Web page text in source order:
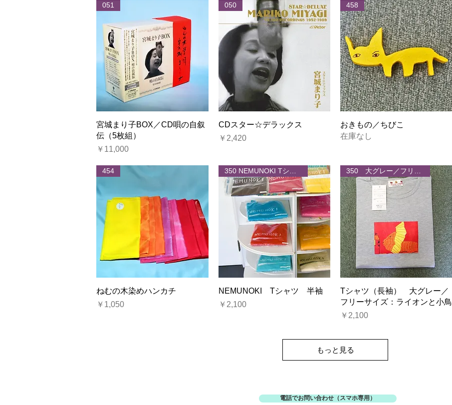
クイックビュー
051
宮城まり子BOX／CD唄の自叙
伝（5枚組）
価格
￥11,000
クイックビュー
050
CDスター☆デラックス
価格
￥2,420
クイックビュー
458
おきもの／ちびこ
在庫なし
クイックビュー
454
ねむの木染めハンカチ
価格
￥1,050
クイックビュー
NEMUNOKI Tシャツ 半袖
価格
￥2,100
クイックビュー
Tシャツ（長袖） 大グレー／
フリーサイズ：ライオンと小鳥
価格
￥2,100
もっと見る
電話でお問い合わせ（スマホ専用）